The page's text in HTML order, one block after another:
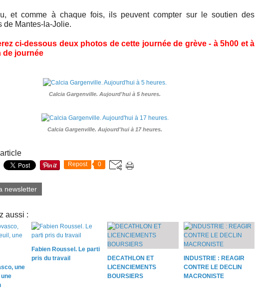
et comme à chaque fois, ils peuvent compter sur le soutien des
de Mantes-la-Jolie.
ci-dessous deux photos de cette journée de grève - à 5h00 et à
de journée
Calcia Gargenville. Aujourd'hui à 5 heures.
Calcia Gargenville. Aujourd'hui à 17 heures.
Repost 0
newsletter
aussi :
une
Fabien Roussel. Le parti
pris du travail
DECATHLON ET
LICENCIEMENTS
BOURSIERS
INDUSTRIE : REAGIR
CONTRE LE DECLIN
MACRONISTE